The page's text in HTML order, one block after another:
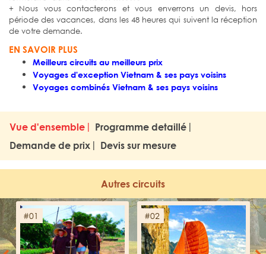
+ Nous vous contacterons et vous enverrons un devis, hors
période des vacances, dans les 48 heures qui suivent la réception
de votre demande.
EN SAVOIR PLUS
Meilleurs circuits au meilleurs prix
Voyages d'exception Vietnam & ses pays voisins
Voyages combinés Vietnam & ses pays voisins
Vue d'ensemble
Programme detaillé
Demande de prix
Devis sur mesure
Autres circuits
#01 #02